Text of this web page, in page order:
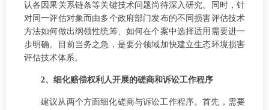
认各因果关系链条等关键技术问题尚待深入研究。同时，针
对同一评估对象而由多个政府部门发布的不同损害评估技术
方法如何做出纲领性统筹、如何在个案中选择适用需要进一
步明确。目前当务之急，是要分领域加快建立生态环境损害
评估技术体系。
2、细化赔偿权利人开展的磋商和诉讼工作程序
建议从两个方面细化磋商与诉讼工作程序。首先，需要